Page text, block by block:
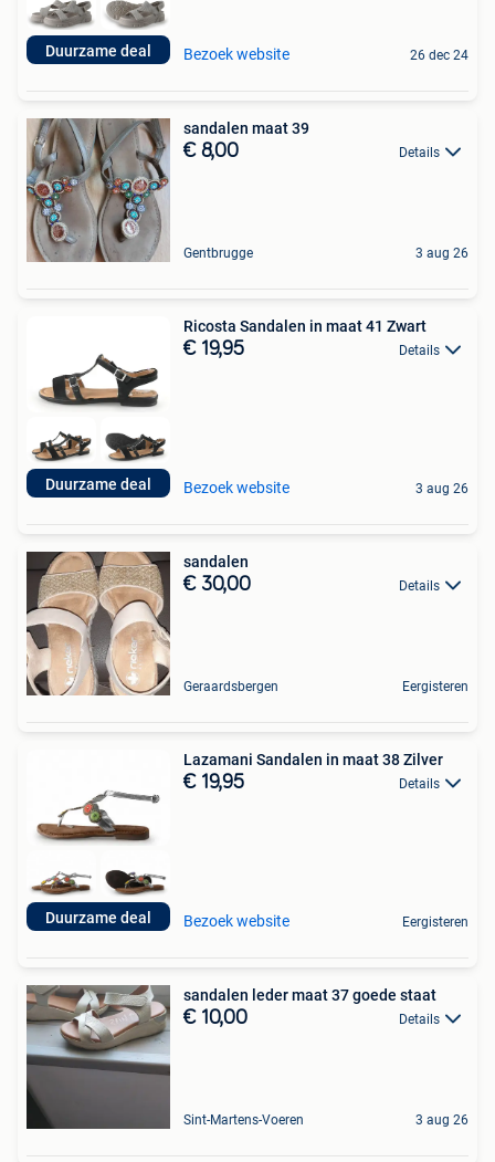
Duurzame deal Bezoek website 26 dec 24
sandalen maat 39
€ 8,00 Details
Gentbrugge 3 aug 26
Duurzame deal
Ricosta Sandalen in maat 41 Zwart
€ 19,95 Details
Bezoek website 3 aug 26
sandalen
€ 30,00 Details
Geraardsbergen Eergisteren
Duurzame deal
Lazamani Sandalen in maat 38 Zilver
€ 19,95 Details
Bezoek website Eergisteren
sandalen leder maat 37 goede staat
€ 10,00 Details
Sint-Martens-Voeren 3 aug 26